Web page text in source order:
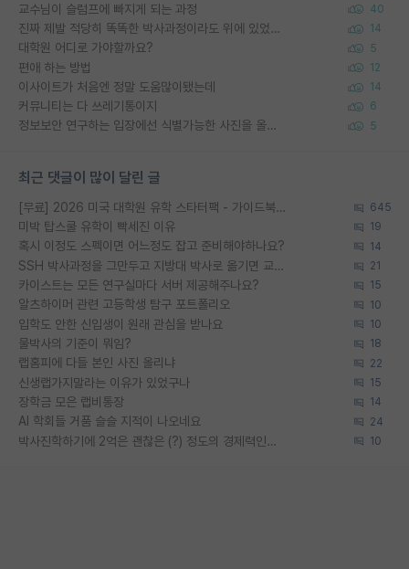
교수님이 슬럼프에 빠지게 되는 과정 40
진짜 제발 적당히 똑똑한 박사과정이라도 위에 있었으면.. 14
대학원 어디로 가야할까요? 5
편애 하는 방법 12
이사이트가 처음엔 정말 도움많이됐는데 14
커뮤니티는 다 쓰레기통이지 6
정보보안 연구하는 입장에선 식별가능한 사진을 올리는건 비추이긴함 5
최근 댓글이 많이 달린 글
[무료] 2026 미국 대학원 유학 스타터팩 - 가이드북 & 합격자 컨택메일 템플릿 645
미박 탑스쿨 유학이 빡세진 이유 19
혹시 이정도 스펙이면 어느정도 잡고 준비해야하나요? 14
SSH 박사과정을 그만두고 지방대 박사로 옮기면 교수의 꿈은 끝일까요? 21
카이스트는 모든 연구실마다 서버 제공해주나요? 15
알츠하이머 관련 고등학생 탐구 포트폴리오 10
입학도 안한 신입생이 원래 관심을 받나요 10
물박사의 기준이 뭐임? 18
랩홈피에 다들 본인 사진 올리냐 22
신생랩가지말라는 이유가 있었구나 15
장학금 모은 랩비통장 14
AI 학회들 거품 슬슬 지적이 나오네요 24
박사진학하기에 2억은 괜찮은 (?) 정도의 경제력인가요 10